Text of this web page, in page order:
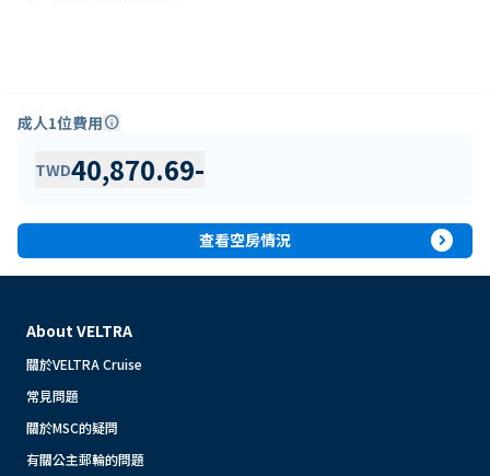
成人1位費用info
TWD40,870.69-
查看空房情況 expand_circle_right
About VELTRA
關於VELTRA Cruise
常見問題
關於MSC的疑問
有關公主郵輪的問題